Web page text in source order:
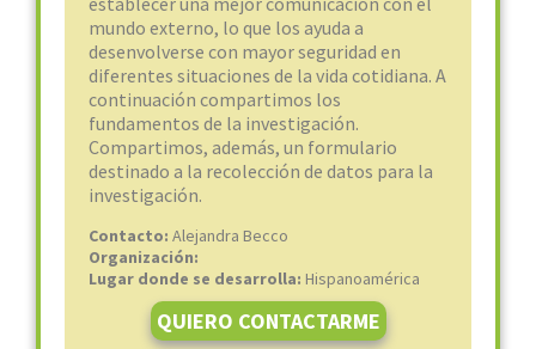
mundo externo, lo que los ayuda a
desenvolverse con mayor seguridad en
diferentes situaciones de la vida cotidiana. A
continuación compartimos los
fundamentos de la investigación.
Compartimos, además, un formulario
destinado a la recolección de datos para la
investigación.
Contacto: Alejandra Becco
Organización:
Lugar donde se desarrolla: Hispanoamérica
QUIERO CONTACTARME